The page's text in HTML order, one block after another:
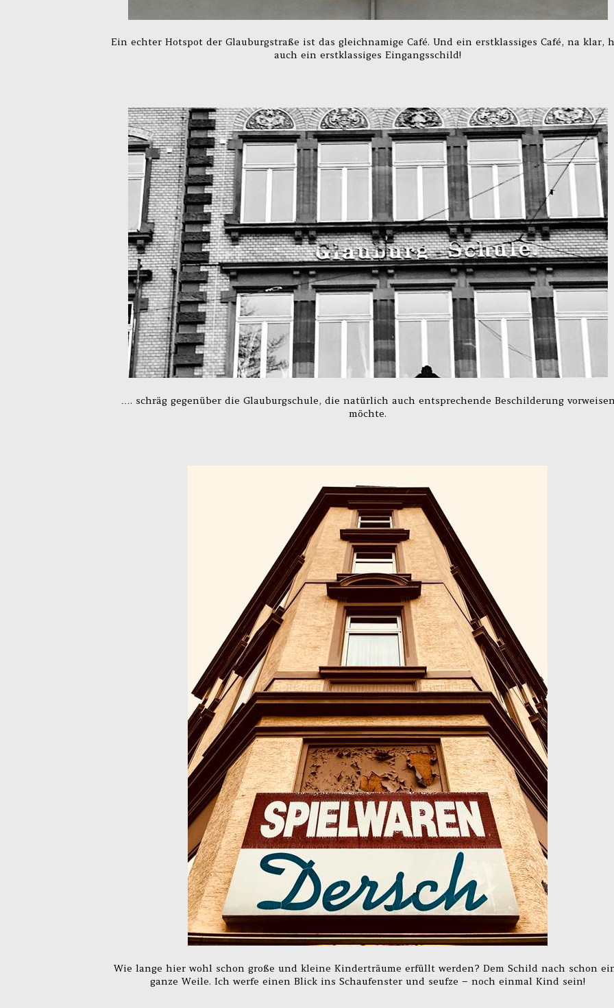
Ein echter Hotspot der Glauburgstraße ist das gleichnamige Café. Und ein erstklassiges Café, na klar,
auch ein erstklassiges Eingangsschild!
…. schräg gegenüber die Glauburgschule, die natürlich auch entsprechende Beschilderung
möchte.
Wie lange hier wohl schon große und kleine Kinderträume erfüllt werden? Dem Schild nach schon
ganze Weile. Ich werfe einen Blick ins Schaufenster und seufze – noch einmal Kind sein!